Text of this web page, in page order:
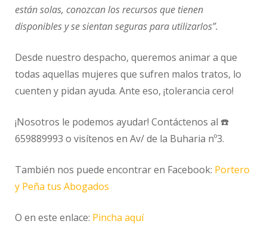
están solas, conozcan los recursos que tienen
disponibles y se sientan seguras para utilizarlos”.
Desde nuestro despacho, queremos animar a que
todas aquellas mujeres que sufren malos tratos, lo
cuenten y pidan ayuda. Ante eso, ¡tolerancia cero!
¡Nosotros le podemos ayudar! Contáctenos al ☎️
659889993 o visítenos en Av/ de la Buharia nº3.
También nos puede encontrar en Facebook: Portero
y Peña tus Abogados
O en este enlace: Pincha aquí